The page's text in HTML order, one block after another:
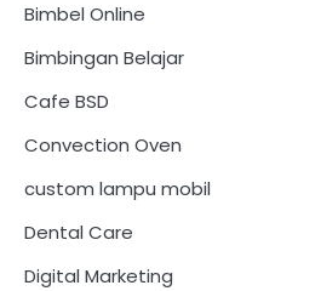
Bimbel Online
Bimbingan Belajar
Cafe BSD
Convection Oven
custom lampu mobil
Dental Care
Digital Marketing